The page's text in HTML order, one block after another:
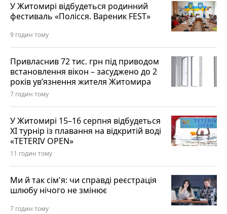
У Житомирі відбудеться родинний
фестиваль «Полісся. Вареник FEST»
9 годин тому
Привласнив 72 тис. грн під приводом
встановлення вікон – засуджено до 2
років ув’язнення жителя Житомира
7 годин тому
У Житомирі 15–16 серпня відбудеться
XI турнір із плавання на відкритій воді
«TETERIV OPEN»
11 годин тому
Ми й так сім'я: чи справді реєстрація
шлюбу нічого не змінює
7 годин тому